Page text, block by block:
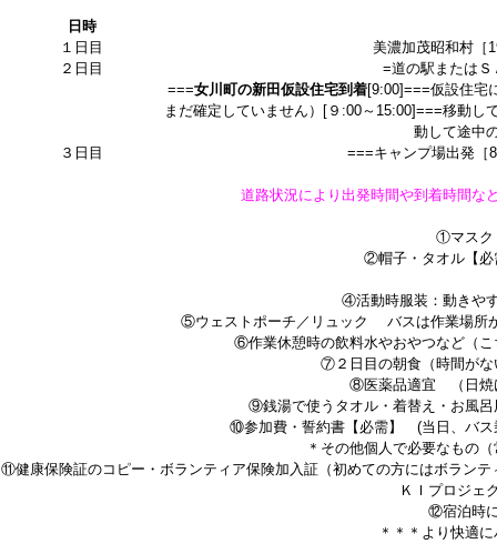
日時
１日目
美濃加茂昭和村［
２日目
=道の駅または
===女川町の新田仮設住宅到着[9:00]===仮設住宅
まだ確定していません）[９:00～15:00]===移動し
動して途中
３日目
===キャンプ場出発［
道路状況により出発時間や到着時間な
①マスク
②帽子・タオル【必
④活動時服装：動きや
⑤ウェストポーチ／リュック バスは作業場所
⑥作業休憩時の飲料水やおやつなど（
⑦２日目の朝食（時間がな
⑧医薬品適宜 （日焼
⑨銭湯で使うタオル・着替え・お風
⑩参加費・誓約書【必需】 (当日、バス
＊その他個人で必要なもの
⑪健康保険証のコピー・ボランティア保険加入証（初めての方にはボラン
ＫＩプロジェ
⑫宿泊時
＊＊＊より快適